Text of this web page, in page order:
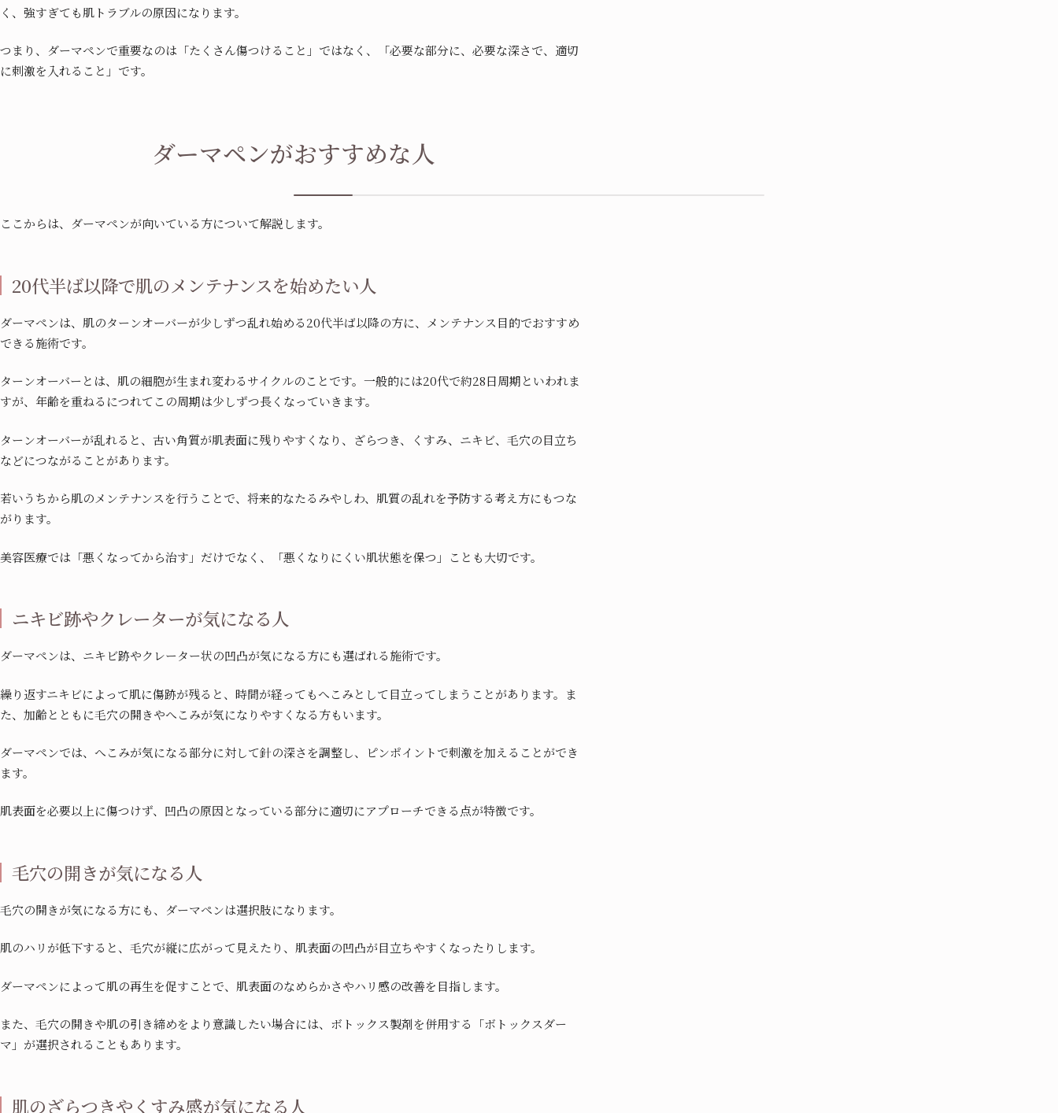
く、強すぎても肌トラブルの原因になります。
つまり、ダーマペンで重要なのは「たくさん傷つけること」ではなく、「必要な部分に、必要な深さで、適切
に刺激を入れること」です。
ダーマペンがおすすめな人
ここからは、ダーマペンが向いている方について解説します。
20代半ば以降で肌のメンテナンスを始めたい人
ダーマペンは、肌のターンオーバーが少しずつ乱れ始める20代半ば以降の方に、メンテナンス目的でおすすめ
できる施術です。
ターンオーバーとは、肌の細胞が生まれ変わるサイクルのことです。一般的には20代で約28日周期といわれま
すが、年齢を重ねるにつれてこの周期は少しずつ長くなっていきます。
ターンオーバーが乱れると、古い角質が肌表面に残りやすくなり、ざらつき、くすみ、ニキビ、毛穴の目立ち
などにつながることがあります。
若いうちから肌のメンテナンスを行うことで、将来的なたるみやしわ、肌質の乱れを予防する考え方にもつな
がります。
美容医療では「悪くなってから治す」だけでなく、「悪くなりにくい肌状態を保つ」ことも大切です。
ニキビ跡やクレーターが気になる人
ダーマペンは、ニキビ跡やクレーター状の凹凸が気になる方にも選ばれる施術です。
繰り返すニキビによって肌に傷跡が残ると、時間が経ってもへこみとして目立ってしまうことがあります。ま
た、加齢とともに毛穴の開きやへこみが気になりやすくなる方もいます。
ダーマペンでは、へこみが気になる部分に対して針の深さを調整し、ピンポイントで刺激を加えることができ
ます。
肌表面を必要以上に傷つけず、凹凸の原因となっている部分に適切にアプローチできる点が特徴です。
毛穴の開きが気になる人
毛穴の開きが気になる方にも、ダーマペンは選択肢になります。
肌のハリが低下すると、毛穴が縦に広がって見えたり、肌表面の凹凸が目立ちやすくなったりします。
ダーマペンによって肌の再生を促すことで、肌表面のなめらかさやハリ感の改善を目指します。
また、毛穴の開きや肌の引き締めをより意識したい場合には、ボトックス製剤を併用する「ボトックスダー
マ」が選択されることもあります。
肌のざらつきやくすみ感が気になる人